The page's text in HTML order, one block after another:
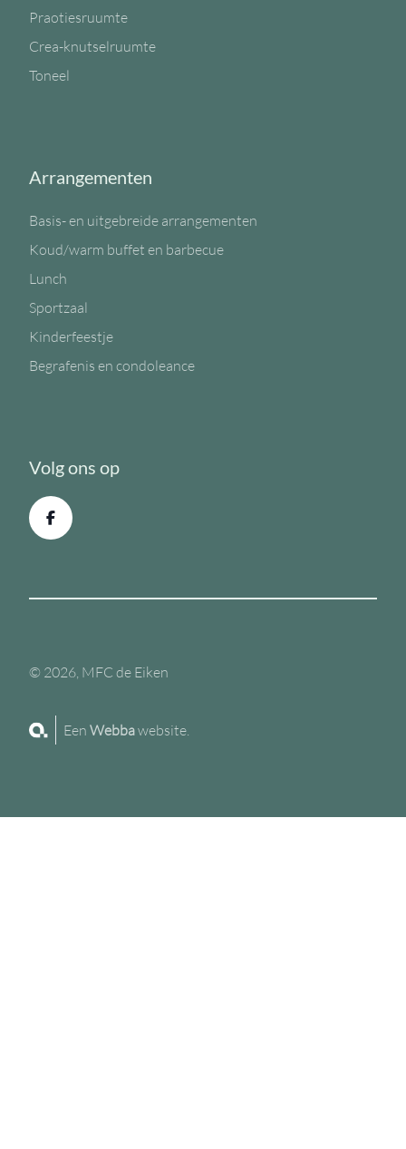
Praotiesruumte
Crea-knutselruumte
Toneel
Arrangementen
Basis- en uitgebreide arrangementen
Koud/warm buffet en barbecue
Lunch
Sportzaal
Kinderfeestje
Begrafenis en condoleance
Volg ons op
© 2026, MFC de Eiken
EenWebbawebsite.